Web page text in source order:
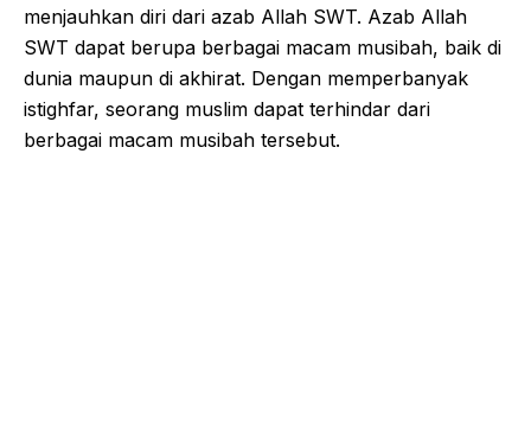
menjauhkan diri dari azab Allah SWT. Azab Allah
SWT dapat berupa berbagai macam musibah, baik di
dunia maupun di akhirat. Dengan memperbanyak
istighfar, seorang muslim dapat terhindar dari
berbagai macam musibah tersebut.